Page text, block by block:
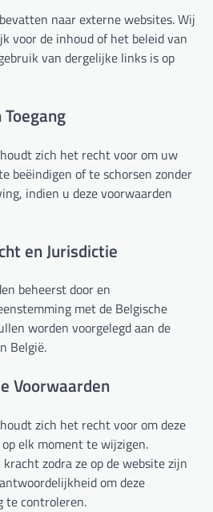
naar externe websites. Wij
voor de inhoud of het beleid van
van dergelijke links is op
zich het recht voor om uw
beëindigen of te schorsen zonder
indien u deze voorwaarden
en Jurisdictie
beheerst door en
met de Belgische
worden voorgelegd aan de
België.
Voorwaarden
zich het recht voor om deze
elk moment te wijzigen.
zodra ze op de website zijn
om deze
te controleren.